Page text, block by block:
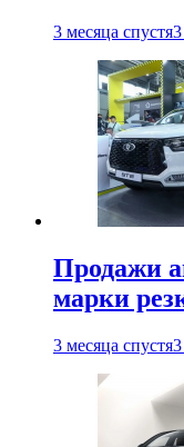
3 месяца спустя
Продажи
марки
3 месяца спустя